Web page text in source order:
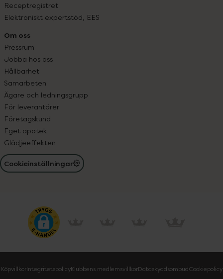
Receptregistret
Elektroniskt expertstöd, EES
Om oss
Pressrum
Jobba hos oss
Hållbarhet
Samarbeten
Ägare och ledningsgrupp
För leverantörer
Företagskund
Eget apotek
Glädjeeffekten
Cookieinställningar
KöpvillkorIntegritetspolicyKlubbens medlemsvillkorDataskyddsombudCookiepolicy